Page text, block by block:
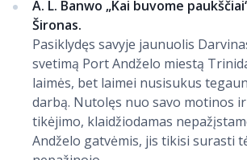
A. L. Banwo „Kai buvome
Šironas.
Pasiklydęs savyje jaunuolis
svetimą Port Andželo miestą
laimės, bet laimei nusisukus
darbą. Nutolęs nuo savo motinos
tikėjimo, klaidžiodamas
Andželo gatvėmis, jis tikisi surasti